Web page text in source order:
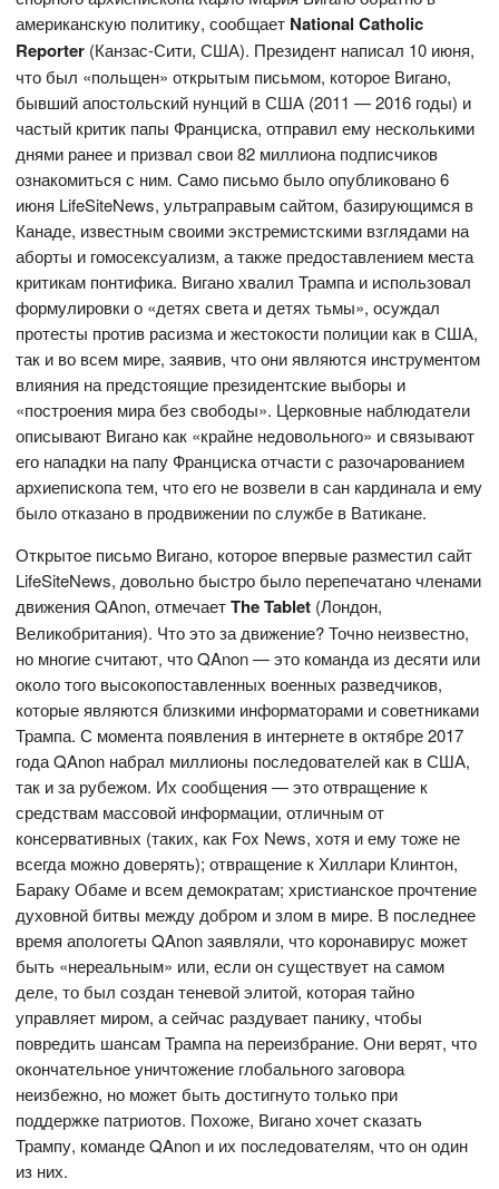
американскую политику, сообщает National Catholic
Reporter (Канзас-Сити, США). Президент написал 10 июня,
что был «польщен» открытым письмом, которое Вигано,
бывший апостольский нунций в США (2011 — 2016 годы) и
частый критик папы Франциска, отправил ему несколькими
днями ранее и призвал свои 82 миллиона подписчиков
ознакомиться с ним. Само письмо было опубликовано 6
июня LifeSiteNews, ультраправым сайтом, базирующимся в
Канаде, известным своими экстремистскими взглядами на
аборты и гомосексуализм, а также предоставлением места
критикам понтифика. Вигано хвалил Трампа и использовал
формулировки о «детях света и детях тьмы», осуждал
протесты против расизма и жестокости полиции как в США,
так и во всем мире, заявив, что они являются инструментом
влияния на предстоящие президентские выборы и
«построения мира без свободы». Церковные наблюдатели
описывают Вигано как «крайне недовольного» и связывают
его нападки на папу Франциска отчасти с разочарованием
архиепископа тем, что его не возвели в сан кардинала и ему
было отказано в продвижении по службе в Ватикане.
Открытое письмо Вигано, которое впервые разместил сайт
LifeSiteNews, довольно быстро было перепечатано членами
движения QAnon, отмечаетThe Tablet (Лондон,
Великобритания). Что это за движение? Точно неизвестно,
но многие считают, что QAnon — это команда из десяти или
около того высокопоставленных военных разведчиков,
которые являются близкими информаторами и советниками
Трампа. С момента появления в интернете в октябре 2017
года QAnon набрал миллионы последователей как в США,
так и за рубежом. Их сообщения — это отвращение к
средствам массовой информации, отличным от
консервативных (таких, как Fox News, хотя и ему тоже не
всегда можно доверять); отвращение к Хиллари Клинтон,
Бараку Обаме и всем демократам; христианское прочтение
духовной битвы между добром и злом в мире. В последнее
время апологеты QAnon заявляли, что коронавирус может
быть «нереальным» или, если он существует на самом
деле, то был создан теневой элитой, которая тайно
управляет миром, а сейчас раздувает панику, чтобы
повредить шансам Трампа на переизбрание. Они верят, что
окончательное уничтожение глобального заговора
неизбежно, но может быть достигнуто только при
поддержке патриотов. Похоже, Вигано хочет сказать
Трампу, команде QAnon и их последователям, что он один
из них.